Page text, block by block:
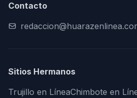
Contacto
Sitios Hermanos
Trujillo en LíneaChimbote en